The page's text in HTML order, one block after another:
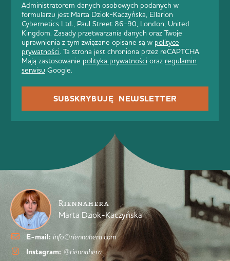
Administratorem danych osobowych podanych w
formularzu jest Marta Dziok-Kaczyńska, Ellarion
Cybernetics Ltd., Paul Street 86-90, London, United
Kingdom. Zasady przetwarzania danych oraz Twoje
uprawnienia z tym związane opisane są w polityce
prywatności. Ta strona jest chroniona przez reCAPTCHA.
Mają zastosowanie polityka prywatności oraz regulamin
serwisu Google.
SUBSKRYBUJĘ NEWSLETTER
Riennahera
Marta Dziok-Kaczyńska
E-mail: info@riennahera.com
Instagram: @riennahera